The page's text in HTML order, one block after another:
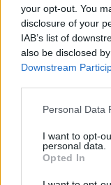
your opt-out. You
disclosure of your
IAB’s list of
also be disclosed
Downstream
Personal Data
I want to opt-
personal data.
Opted In
Přihlásit se a
Lidkagerhard |